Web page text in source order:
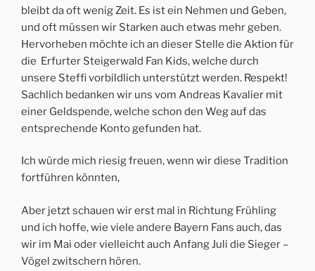
bleibt da oft wenig Zeit. Es ist ein Nehmen und Geben,
und oft müssen wir Starken auch etwas mehr geben.
Hervorheben möchte ich an dieser Stelle die Aktion für
die Erfurter Steigerwald Fan Kids, welche durch
unsere Steffi vorbildlich unterstützt werden. Respekt!
Sachlich bedanken wir uns vom Andreas Kavalier mit
einer Geldspende, welche schon den Weg auf das
entsprechende Konto gefunden hat.
Ich würde mich riesig freuen, wenn wir diese Tradition
fortführen könnten,
Aber jetzt schauen wir erst mal in Richtung Frühling
und ich hoffe, wie viele andere Bayern Fans auch, das
wir im Mai oder vielleicht auch Anfang Juli die Sieger –
Vögel zwitschern hören.